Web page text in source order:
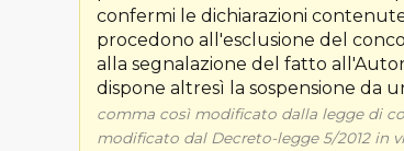
confermi le dichiarazioni
procedono all'esclusione del
alla segnalazione del fatto
dispone altresì la sospensione da
comma così modificato dalla legge di
modificato dal Decreto-legge 5/2012 in